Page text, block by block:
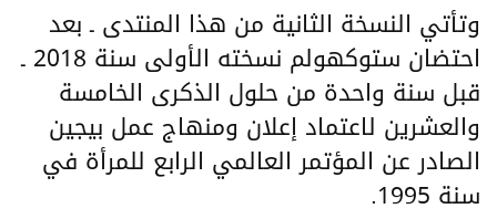
وتأتي النسخة الثانية من هذا المنتدى ـ بعد
احتضان ستوكهولم نسخته الأولى سنة 2018 ـ
قبل سنة واحدة من حلول الذكرى الخامسة
والعشرين لاعتماد إعلان ومنهاج عمل بيجين
الصادر عن المؤتمر العالمي الرابع للمرأة في
سنة 1995.